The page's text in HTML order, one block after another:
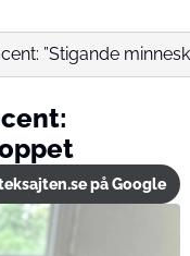
”Stigande
på Google